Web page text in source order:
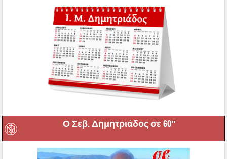
Ο Σεβ. Δημητριάδος σε 60″